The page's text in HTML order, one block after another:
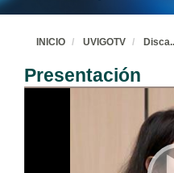
INICIO UVIGOTV Disca
Presentación